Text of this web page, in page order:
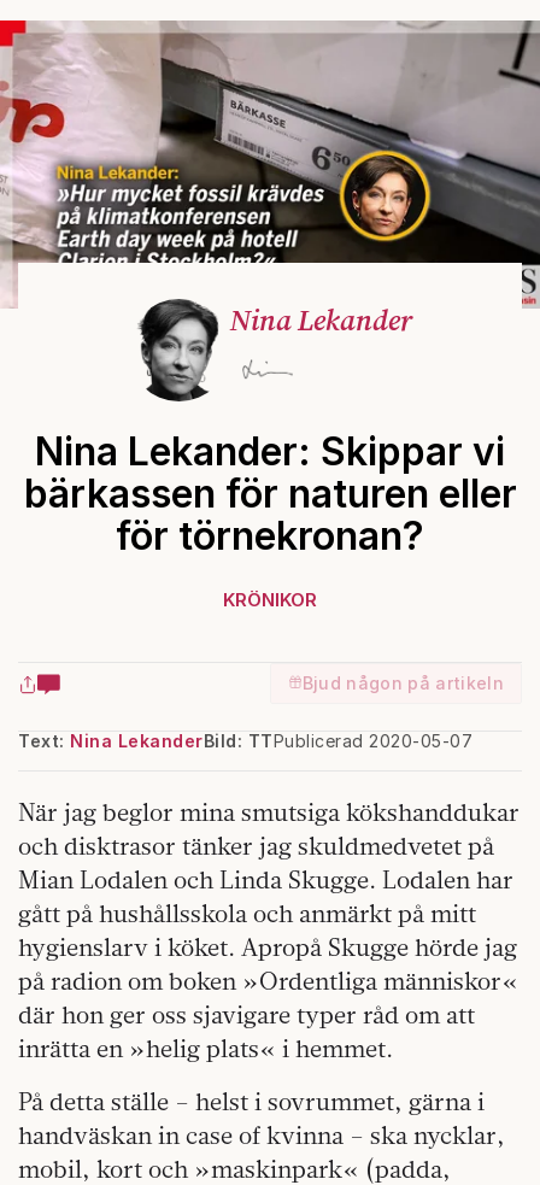
Nina Lekander
Nina Lekander: Skippar vi
bärkassen för naturen eller
för törnekronan?
KRÖNIKOR
Bjud någon på artikeln
Text: Nina Lekander Publicerad 2020-05-07
Bild: TT
När jag beglor mina smutsiga kökshanddukar
och disktrasor tänker jag skuldmedvetet på
Mian Lodalen och Linda Skugge. Lodalen har
gått på hushållsskola och anmärkt på mitt
hygienslarv i köket. Apropå Skugge hörde jag
på radion om boken »Ordentliga människor«
där hon ger oss sjavigare typer råd om att
inrätta en »helig plats« i hemmet.
På detta ställe – helst i sovrummet, gärna i
handväskan in case of kvinna – ska nycklar,
mobil, kort och »maskinpark« (padda,